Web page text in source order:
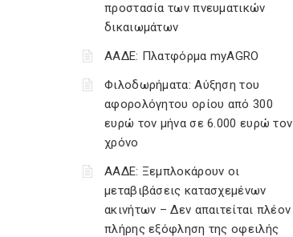
προστασία των πνευματικών
δικαιωμάτων
ΑΑΔΕ: Πλατφόρμα myAGRO
Φιλοδωρήματα: Αύξηση του
αφορολόγητου ορίου από 300
ευρώ τον μήνα σε 6.000 ευρώ τον
χρόνο
ΑΑΔΕ: Ξεμπλοκάρουν οι
μεταβιβάσεις κατασχεμένων
ακινήτων – Δεν απαιτείται πλέον
πλήρης εξόφληση της οφειλής